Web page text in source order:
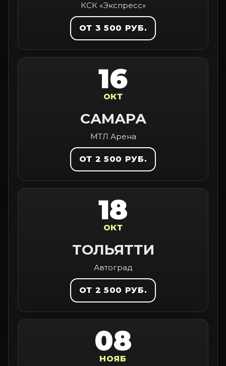
КСК «Экспресс»
ОТ 3 500 РУБ.
16
ОКТ
САМАРА
МТЛ Арена
ОТ 2 500 РУБ.
18
ОКТ
ТОЛЬЯТТИ
Автоград
ОТ 2 500 РУБ.
08
НОЯБ